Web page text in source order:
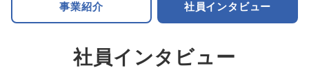
事業紹介 社員インタビュー
社員インタビュー